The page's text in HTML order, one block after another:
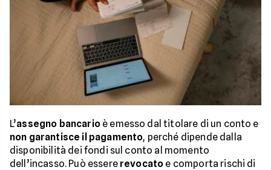
L’assegno bancarioè emesso dal titolare di un conto e
non garantisce il pagamento, perché dipende dalla
disponibilità dei fondi sul conto al momento
dell’incasso. Può essere revocato e comporta rischi di